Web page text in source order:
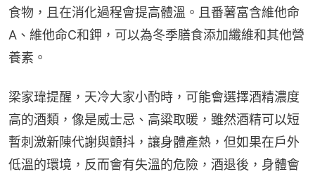
食物，且在消化過程會提高體溫。且番薯富含維他命
A、維他命C和鉀，可以為冬季膳食添加纖維和其他營
養素。
梁家瑋提醒，天冷大家小酌時，可能會選擇酒精濃度
高的酒類，像是威士忌、高粱取暖，雖然酒精可以短
暫刺激新陳代謝與顫抖，讓身體產熱，但如果在戶外
低溫的環境，反而會有失溫的危險，酒退後，身體會